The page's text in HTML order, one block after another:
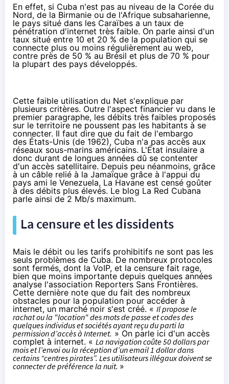
En effet, si Cuba n'est pas au niveau de la Corée du
Nord, de la Birmanie ou de l'Afrique subsaharienne,
le pays situé dans les Caraïbes a un taux de
pénétration d'internet très faible. On parle ainsi d'un
taux situé entre 10 et 20 % de la population qui se
connecte plus ou moins régulièrement au web,
contre près de 50 % au Brésil et plus de 70 % pour
la plupart des pays développés.
Cette faible utilisation du Net s'explique par
plusieurs critères. Outre l'aspect financier vu dans le
premier paragraphe, les débits très faibles proposés
sur le territoire ne poussent pas les habitants à se
connecter. Il faut dire que du fait de l'embargo
des États-Unis (de 1962), Cuba n'a pas accès aux
réseaux sous-marins américains. L'État insulaire a
donc durant de longues années dû se contenter
d'un accès satellitaire. Depuis peu néanmoins, grâce
à un câble relié à la Jamaïque grâce à l'appui du
pays ami le Venezuela, La Havane est censé goûter
à des débits plus élevés. Le blog La Red Cubana
parle ainsi de 2 Mb/s maximum.
La censure et les dissidents
Mais le débit ou les tarifs prohibitifs ne sont pas les
seuls problèmes de Cuba. De nombreux protocoles
sont fermés, dont la VoIP, et la censure fait rage,
bien que moins importante depuis quelques années
analyse l'association Reporters Sans Frontières.
Cette dernière note que du fait des nombreux
obstacles pour la population pour accéder à
internet, un marché noir s'est créé. « Il propose le
rachat ou la "location" des mots de passe et codes des
quelques individus et sociétés ayant reçu du parti la
permission d’accès à Internet. » On parle ici d'un accès
complet à internet. « La navigation coûte 50 dollars par
mois et l’envoi ou la réception d’un email 1 dollar dans
certains “centres pirates”. Les utilisateurs illégaux doivent se
connecter de préférence la nuit. »